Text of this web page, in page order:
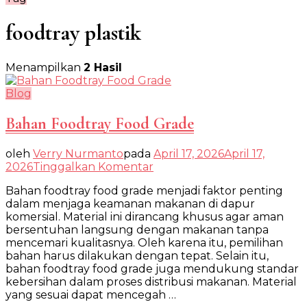
foodtray plastik
Menampilkan 2 Hasil
Blog
Bahan Foodtray Food Grade
oleh Verry Nurmantopada April 17, 2026April 17,
2026Tinggalkan Komentar
Foodtray
Food
Grade
Bahan foodtray food grade menjadi faktor penting
dalam menjaga keamanan makanan di dapur
komersial. Material ini dirancang khusus agar aman
bersentuhan langsung dengan makanan tanpa
mencemari kualitasnya. Oleh karena itu, pemilihan
bahan harus dilakukan dengan tepat. Selain itu,
bahan foodtray food grade juga mendukung standar
kebersihan dalam proses distribusi makanan. Material
yang sesuai dapat mencegah …